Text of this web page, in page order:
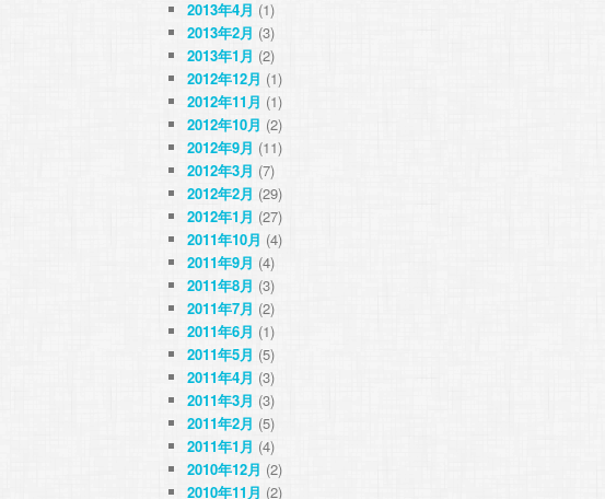
2013年4月 (1)
2013年2月 (3)
2013年1月 (2)
2012年12月 (1)
2012年11月 (1)
2012年10月 (2)
2012年9月 (11)
2012年3月 (7)
2012年2月 (29)
2012年1月 (27)
2011年10月 (4)
2011年9月 (4)
2011年8月 (3)
2011年7月 (2)
2011年6月 (1)
2011年5月 (5)
2011年4月 (3)
2011年3月 (3)
2011年2月 (5)
2011年1月 (4)
2010年12月 (2)
2010年11月 (2)